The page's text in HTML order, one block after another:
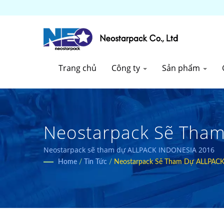
Trang chủ Công ty Sản phẩm
Neostarpack Sẽ
Nhà Sản Xuất Thiết
Năm 1998 |
Neostarpack sẽ tham dự ALLPACK INDONESIA 2016
Home / Tin Tức / Neostarpack Sẽ Tham Dự